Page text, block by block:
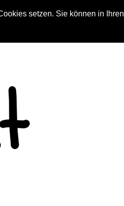
setzen. Sie können in Ihren